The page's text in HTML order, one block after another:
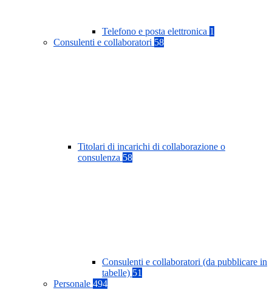
Telefono e posta elettronica 1
Consulenti e collaboratori 58
Titolari di incarichi di collaborazione o
consulenza 58
Consulenti e collaboratori (da pubblicare in
tabelle) 51
Personale 494